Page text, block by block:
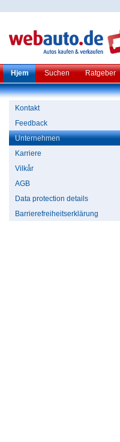
Hjem Suchen Ratgeber
Kontakt
Feedback
Unternehmen
Karriere
Vilkår
AGB
Data protection details
Barrierefreiheitserklärung